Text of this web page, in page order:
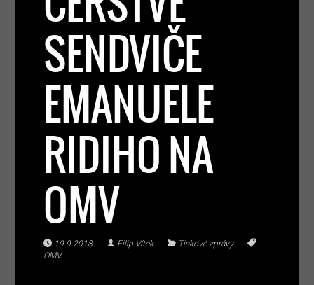
SENDVIČE
EMANUELE
RIDIHO NA
OMV
19.9.2018 Filip Vítek
Tiskové zprávy
OMV